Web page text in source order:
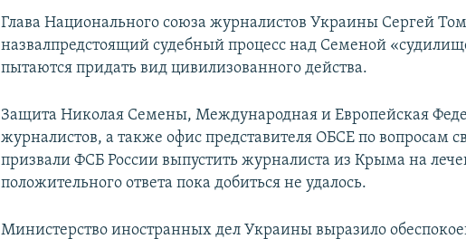
Глава Национального союза журналистов Украины Сергей
назвалпредстоящий судебный процесс над Семеной
пытаются придать вид цивилизованного действа.
Защита Николая Семены, Международная и Европейская
журналистов, а также офис представителя ОБСЕ по вопросам
призвали ФСБ России выпустить журналиста из Крыма на
положительного ответа пока добиться не удалось.
Министерство иностранных дел Украины выразило